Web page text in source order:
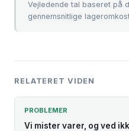
Vejledende tal baseret på
gennemsnitlige
RELATERET VIDEN
PROBLEMER
Vi mister varer, og ved